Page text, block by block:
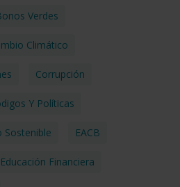
Verdes
Climático
Corrupción
Y Políticas
Sostenible EACB
Educación Financiera